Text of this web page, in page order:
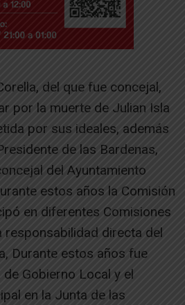
del que fue concejal,
por la muerte de Julian Isla
por sus ideales, además
de las Bardenas,
del Ayuntamiento
estos años la Comisión
en diferentes Comisiones
responsabilidad directa del
Durante estos años fue
Gobierno Local y el
en la Junta de las